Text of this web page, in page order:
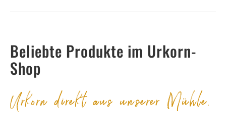
Beliebte Produkte im Urkorn-
Shop
Urkorn direkt aus unserer Mühle.